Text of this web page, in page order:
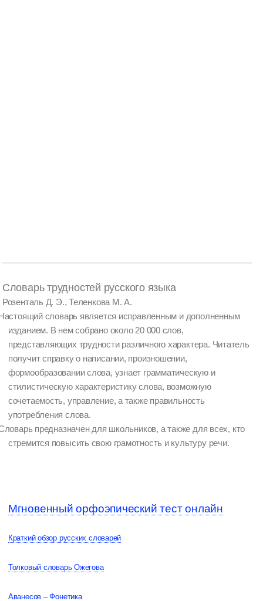
Словарь трудностей русского языка
Розенталь Д. Э., Теленкова М. А.
словарь является исправленным и дополненным
изданием. В нем собрано около 20 000 слов,
представляющих трудности различного характера. Читатель
получит справку о написании, произношении,
формообразовании слова, узнает грамматическую и
стилистическую характеристику слова, возможную
сочетаемость, управление, а также правильность
употребления слова.
предназначен для школьников, а также для всех, кто
стремится повысить свою грамотность и культуру речи.
Мгновенный орфоэпический тест онлайн
Краткий обзор русских словарей
Толковый словарь Ожегова
Аванесов – Фонетика